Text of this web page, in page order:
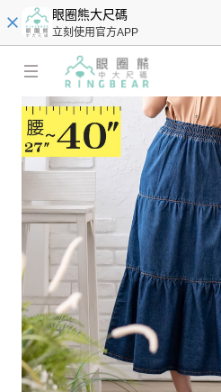
眼圈熊大尺碼
立刻使用官方APP